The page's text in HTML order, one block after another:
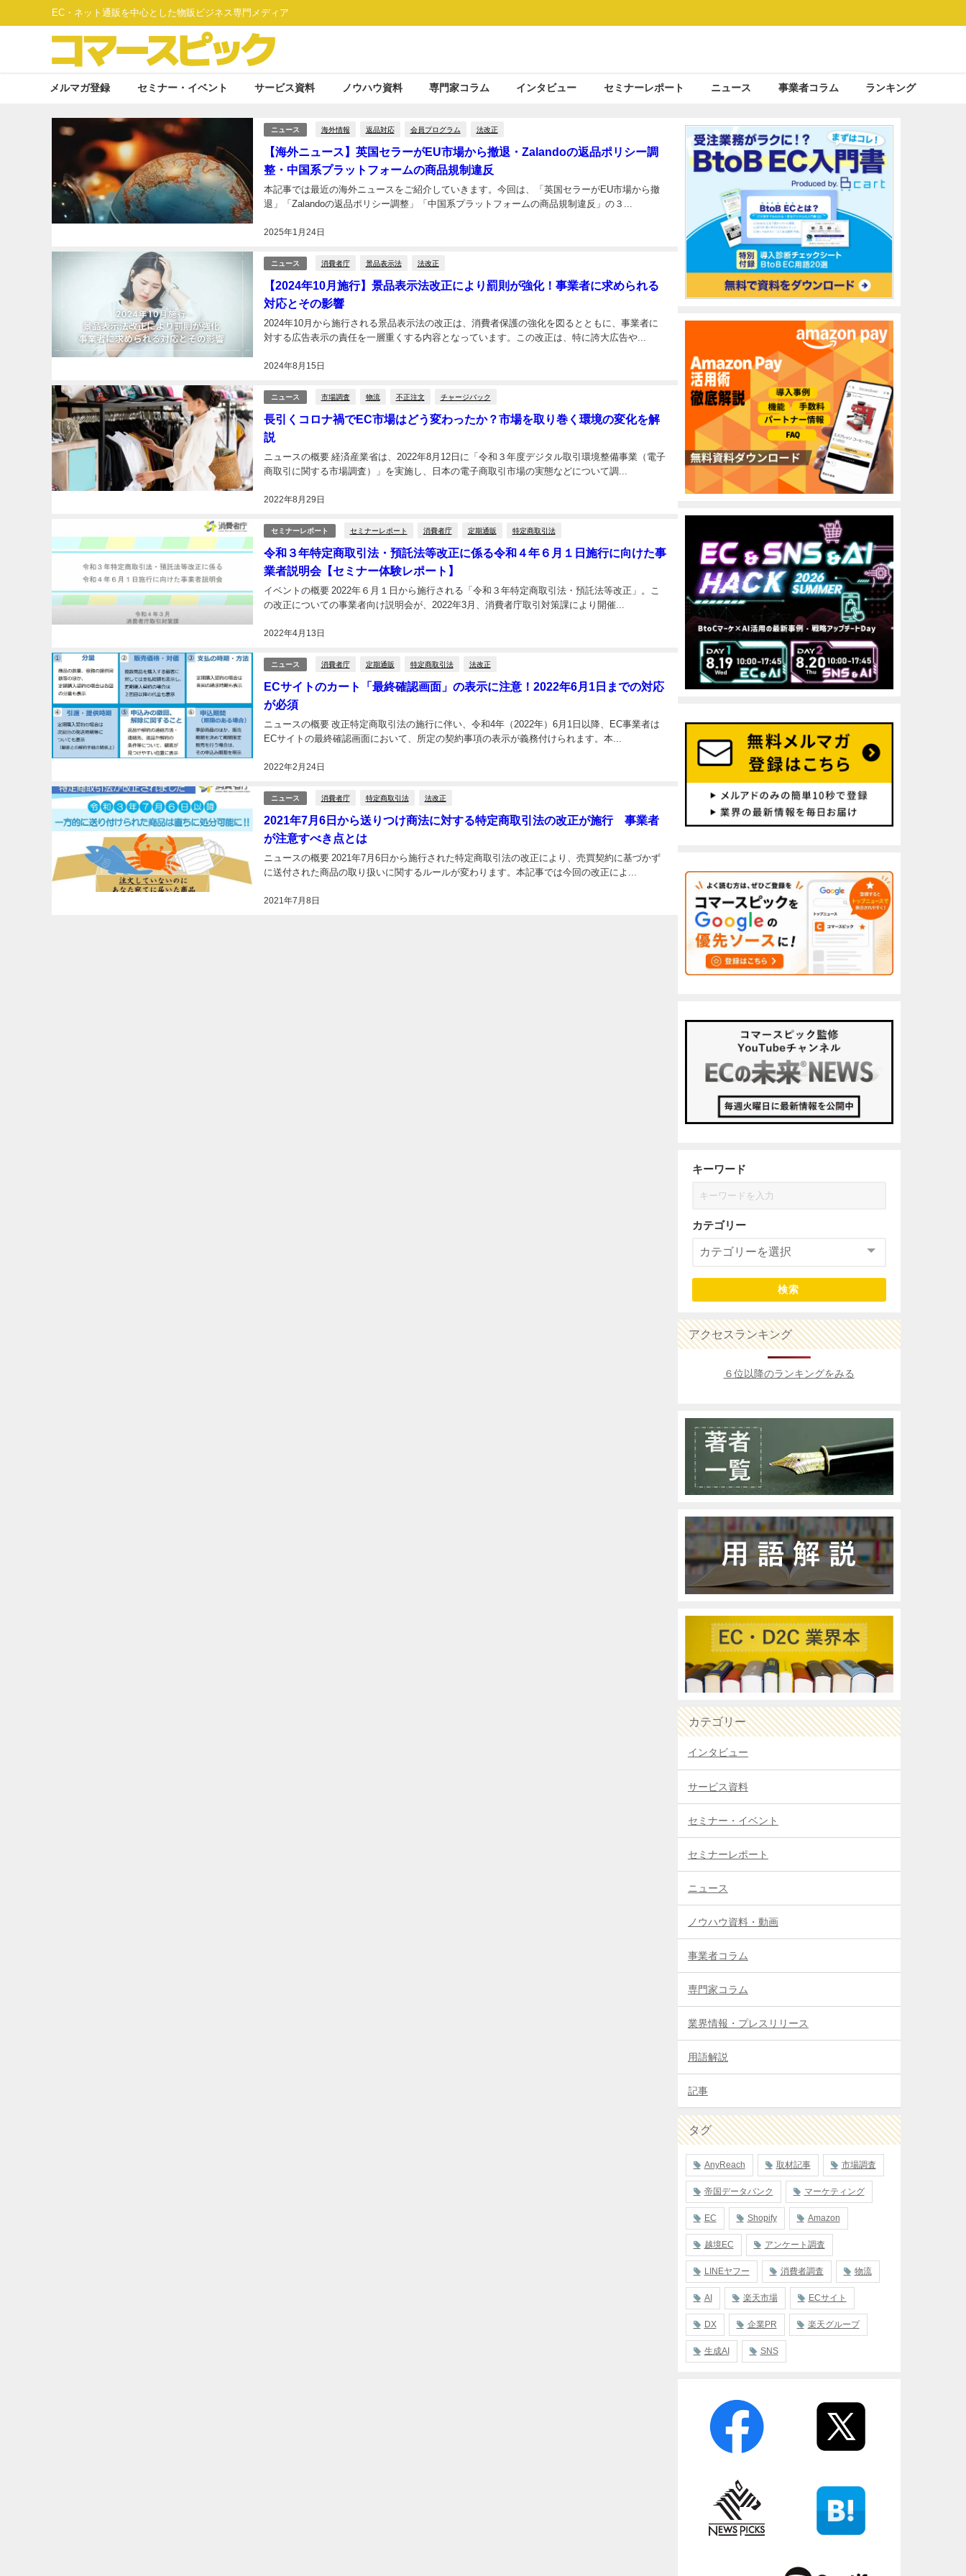
EC・ネット通販を中心とした物販ビジネス専門メディア
メルマガ登録 セミナー・イベント サービス資料 ノウハウ資料 専門家コラム インタビュー セミナーレポート ニュース 事業者コラム ランキング
ニュース 海外情報 返品対応 会員プログラム 法改正
【海外ニュース】英国セラーがEU市場から撤退・Zalandoの返品ポリシー調
整・中国系プラットフォームの商品規制違反
2025年1月24日
本記事では最近の海外ニュースをご紹介していきます。今回は、「英国セラーがEU市場から撤
退」「Zalandoの返品ポリシー調整」「中国系プラットフォームの商品規制違反」の３...
ニュース 消費者庁 景品表示法 法改正
【2024年10月施行】景品表示法改正により罰則が強化！事業者に求められる
対応とその影響
2024年8月15日
2024年10月から施行される景品表示法の改正は、消費者保護の強化を図るとともに、事業者に
対する広告表示の責任を一層重くする内容となっています。この改正は、特に誇大広告や...
ニュース 市場調査 物流 不正注文 チャージバック
長引くコロナ禍でEC市場はどう変わったか？市場を取り巻く環境の変化を解
説
2022年8月29日
ニュースの概要 経済産業省は、2022年8月12日に「令和３年度デジタル取引環境整備事業（電子
商取引に関する市場調査）」を実施し、日本の電子商取引市場の実態などについて調...
セミナーレポート セミナーレポート 消費者庁 定期通販 特定商取引法
令和３年特定商取引法・預託法等改正に係る令和４年６月１日施行に向けた事
業者説明会【セミナー体験レポート】
2022年4月13日
イベントの概要 2022年６月１日から施行される「令和３年特定商取引法・預託法等改正」。こ
の改正についての事業者向け説明会が、2022年3月、消費者庁取引対策課により開催...
ニュース 消費者庁 定期通販 特定商取引法 法改正
ECサイトのカート「最終確認画面」の表示に注意！2022年6月1日までの対応
が必須
2022年2月24日
ニュースの概要 改正特定商取引法の施行に伴い、令和4年（2022年）6月1日以降、EC事業者は
ECサイトの最終確認画面において、所定の契約事項の表示が義務付けられます。本...
ニュース 消費者庁 特定商取引法 法改正
2021年7月6日から送りつけ商法に対する特定商取引法の改正が施行 事業者
が注意すべき点とは
2021年7月8日
ニュースの概要 2021年7月6日から施行された特定商取引法の改正により、売買契約に基づかず
に送付された商品の取り扱いに関するルールが変わります。本記事では今回の改正によ...
キーワード
カテゴリー
検索
アクセスランキング
６位以降のランキングをみる
カテゴリー
インタビュー
サービス資料
セミナー・イベント
セミナーレポート
ニュース
ノウハウ資料・動画
事業者コラム
専門家コラム
業界情報・プレスリリース
用語解説
記事
タグ
AnyReach 取材記事 市場調査
帝国データバンク マーケティング
EC Shopify Amazon
越境EC アンケート調査
LINEヤフー 消費者調査 物流
AI 楽天市場 ECサイト
DX 企業PR 楽天グループ
生成AI SNS